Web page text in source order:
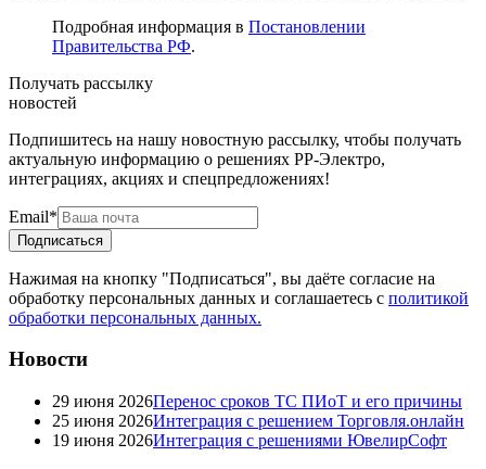
Подробная информация в Постановлении
Правительства РФ.
Получать рассылку
новостей
Подпишитесь на нашу новостную рассылку, чтобы получать
актуальную информацию о решениях РР‑Электро,
интеграциях, акциях и спецпредложениях!
Email*
Подписаться
Нажимая на кнопку "Подписаться", вы даёте согласие на
обработку персональных данных и соглашаетесь с политикой
обработки персональных данных.
Новости
29 июня 2026Перенос сроков ТС ПИоТ и его причины
25 июня 2026Интеграция с решением Торговля.онлайн
19 июня 2026Интеграция с решениями ЮвелирСофт